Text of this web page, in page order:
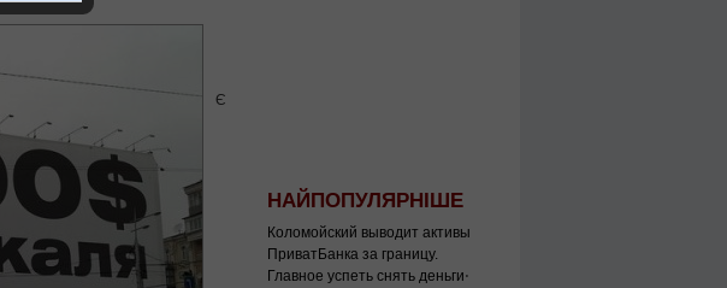
Є
НАЙПОПУЛЯРНІШЕ
Коломойский выводит активы
ПриватБанка за границу.
Главное успеть снять деньги⋅